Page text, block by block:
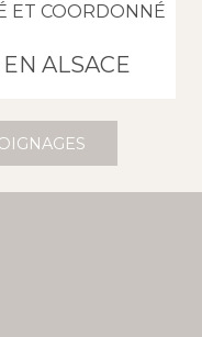
ET COORDONNÉ
ALSACE